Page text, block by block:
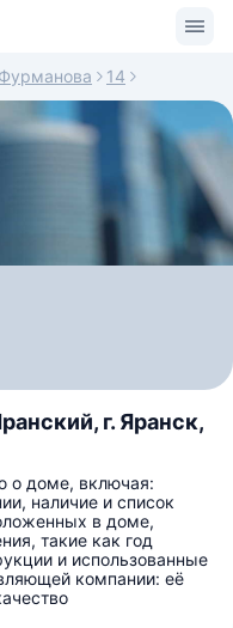
Фурманова 14
г. Яранск,
о доме, включая:
наличие и список
в доме,
такие как год
и использованные
компании: её